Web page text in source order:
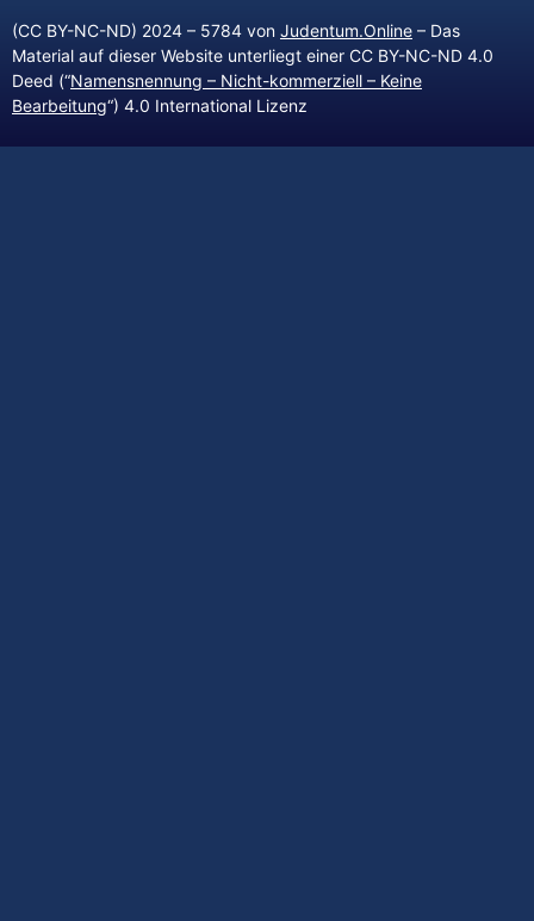
(CC BY-NC-ND) 2024 – 5784 von Judentum.Online – Das
Material auf dieser Website unterliegt einer CC BY-NC-ND 4.0
Deed (“Namensnennung – Nicht-kommerziell – Keine
Bearbeitung“) 4.0 International Lizenz